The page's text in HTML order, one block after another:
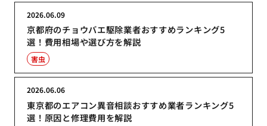
京都府のチョウバエ駆除業者おすすめランキング5
選！費用相場や選び方を解説
2026.06.09
害虫
東京都のエアコン異音相談おすすめ業者ランキング5
選！原因と修理費用を解説
2026.06.06